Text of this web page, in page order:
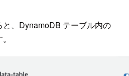
、DynamoDB テーブル内の